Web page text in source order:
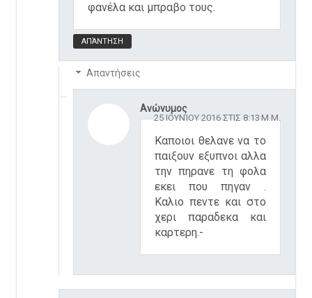
φανέλα και μπραβο τους.
ΑΠΆΝΤΗΣΗ
Απαντήσεις
Ανώνυμος
25 ΙΟΥΝΊΟΥ 2016 ΣΤΙΣ 8:13 Μ.Μ.
Καποιοι θελανε να το
παιξουν εξυπνοι αλλα
την πηρανε τη φολα
εκει που πηγαν .
Καλιο πεντε και στο
χερι παραδεκα και
καρτερη.-